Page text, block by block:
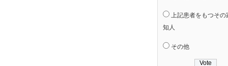
上記患者をもつその
知人
その他